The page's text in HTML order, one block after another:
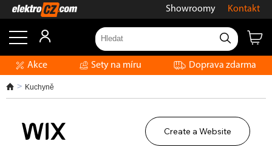
Showroomy Kontakt
Akce Sety na míru Doprava zdarma
Kuchyně